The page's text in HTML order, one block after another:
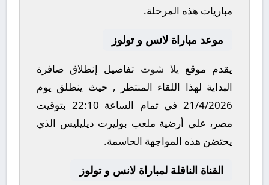
مباريات هذه المرحلة.
موعد مباراة لانس و تولوز
يقدم موقع يلا شوت تفاصيل إنطلاق صافرة
البداية لهذا اللقاء المنتظر , حيث ينطلق يوم
21/4/2026في تمام الساعة 22:10 بتوقيت
مصر، على أرضية ملعب بوليرت ديليليس الذي
يحتضن هذه المواجهة الحاسمة.
القناة الناقلة لمباراة لانس و تولوز